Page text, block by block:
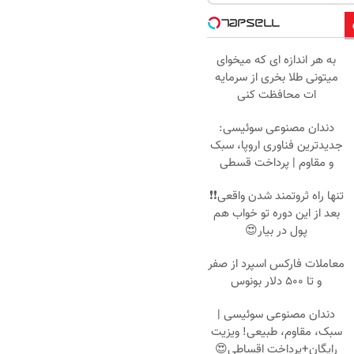
به هر اندازه ای که میخوای
میتونی طلا بخری از سرمایه
ات محافظت کنی
دندان مصنوعی سوئیسی:
جدیدترین فناوری اروپا، سبک
و مقاوم | پرداخت قسطی
تنها راه ثروتمند شدن واقعی❗❗
بعد از این دوره تو خواب هم
پول در بیار😍
معاملات فارکس اسپرد از صفر
و تا ۵۰۰ دلار بونوس
دندان مصنوعی سوئیسی |
سبک، مقاوم، طبیعی! ویزیت
رایگان+پرداخت اقساطی😍